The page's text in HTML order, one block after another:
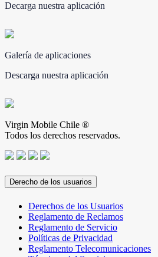
Decarga nuestra aplicación
Galería de aplicaciones
Descarga nuestra aplicación
Virgin Mobile Chile ®
Todos los derechos reservados.
Derecho de los usuarios
Derechos de los Usuarios
Reglamento de Reclamos
Reglamento de Servicio
Políticas de Privacidad
Reglamento Telecomunicaciones